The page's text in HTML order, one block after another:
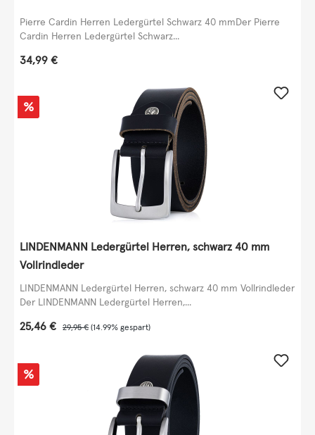
Pierre Cardin Herren Ledergürtel Schwarz 40 mmDer Pierre
Cardin Herren Ledergürtel Schwarz...
Regulärer Preis:
34,99 €
Rabatt
%
LINDENMANN Ledergürtel Herren, schwarz 40 mm
Vollrindleder
LINDENMANN Ledergürtel Herren, schwarz 40 mm Vollrindleder
Der LINDENMANN Ledergürtel Herren,...
Verkaufspreis:
25,46 € Regulärer Preis:
29,95 € (14.99% gespart)
Rabatt
%